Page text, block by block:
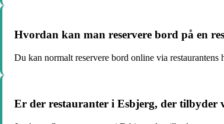
Hvordan kan man reservere bord på en
Du kan normalt reservere bord online via
Er der restauranter i Esbjerg, der tilbyder